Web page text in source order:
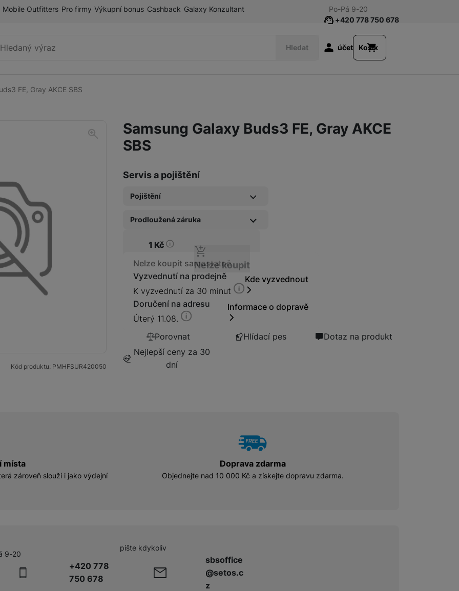
Mobile Outfitters Pro firmy Výkupní bonus Cashback Galaxy Konzultant
Vyhledávání Hledat
+420 778 750 678
Po-Pá 9-20
Uživatelská
účet Košík
FE, Gray AKCE SBS
Samsung Galaxy Buds3 FE, Gray AKCE
SBS
Servis a pojištění
Pojištění
Pojištění Space care 1 rok
Pojištění kryje náhodné poškození výrobku, krádež nebo
Pojištění Space care 2 roky
Pojištění kryje náhodné poškození výrobku, krádež nebo
279Kč
Prodloužená záruka
Prodloužená záruka 1 rok
Prodloužená záruka 2 rok
139Kč
Prodloužená záruka 3 rok
1 Kč
Nelze koupit
Dostupnost
Nelze koupit samostatně
Vyzvednutí na prodejně
K vyzvednutí za 30 minut
Kde vyzvednout
Doručení na adresu
Úterý 11.08.
Informace o dopravě
Porovnat Hlídací pes
Dotaz na produkt
Nejlepší ceny za 30
dní
Kód produktu: PMHFSUR420050
místa
zároveň slouží i jako výdejní
Doprava zdarma
Objednejte nad 10 000 Kč a získejte dopravu zdarma.
9-20
+420 778
750 678
pište kdykoliv
sbsoffice
@setos.c
z